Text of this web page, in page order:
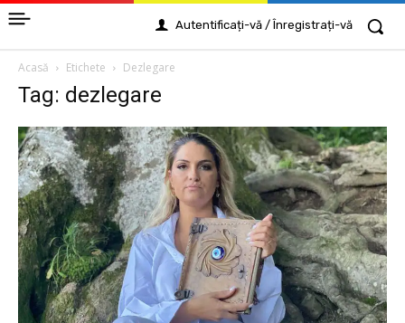
Autentificați-vă / Înregistrați-vă
Acasă Etichete Dezlegare
Tag: dezlegare